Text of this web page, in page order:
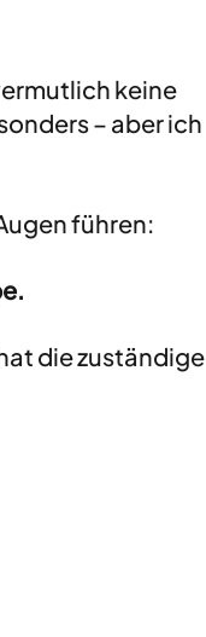
keine
– aber ich
führen:
die zuständige